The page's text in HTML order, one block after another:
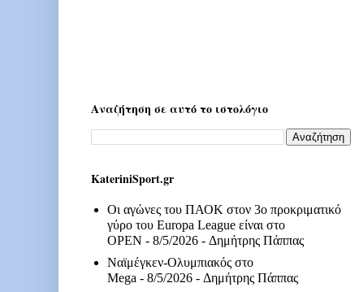
Αναζήτηση σε αυτό το ιστολόγιο
KateriniSport.gr
Οι αγώνες του ΠΑΟΚ στον 3ο προκριματικό
γύρο του Europa League είναι στο
OPEN - 8/5/2026 - Δημήτρης Πάππας
Ναϊμέγκεν-Ολυμπιακός στο
Mega - 8/5/2026 - Δημήτρης Πάππας